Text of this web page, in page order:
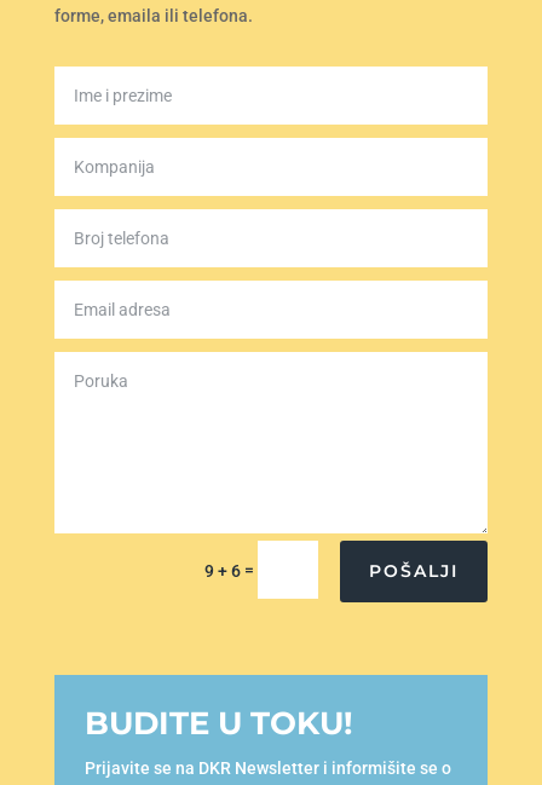
forme, emaila ili telefona.
9 + 6 = POŠALJI
BUDITE U TOKU!
Prijavite se na DKR Newsletter i informišite se o